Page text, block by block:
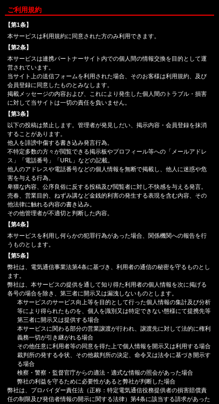
ご利用規約
【第1条】
本サービスは利用規約に同意された方のみ利用できます。
【第2条】
本サービスは連携パートナーサイト内での個人間の情報交換を目的として運
営されています。
当サイト上の送信フォームを利用された場合、そのお客様は利用規約、及び
会員登録に同意したものとみなします。
掲載メッセージの内容および、これにより発生した個人間のトラブル・損害
に対して当サイトは一切の責任を負いません。
【第3条】
以下の投稿は禁止します。管理者が発見しだい、掲示内容・会員登録を抹消
することがあります。
他人を誹謗中傷する書き込み発言行為。
不特定多数の方々が閲覧できる掲示板やプロフィール等への「メールアドレ
ス」「電話番号」「URL」などの記載。
他人のアドレスや電話番号などの個人情報を無断で掲載し、他人に迷惑や危
害を与える行為。
卑猥な内容、公序良俗に反する投稿及び閲覧者に対し不快感を与える発言。
売春、営業目的、ねずみ講など金銭的利害の発生する表現を含む内容、その
他法律に触れる内容の書き込み。
その他管理者が不適切と判断した内容。
【第4条】
本サービスを利用し何らかの犯罪行為があった場合、関係機関への報告を行
うものとします。
【第5条】
弊社は、電気通信事業法第4条に基づき、利用者の通信の秘密を守るものとし
ます。
弊社は、本サービスの提供を通して知り得た利用者の個人情報を次に掲げる
各号の場合を除き、第三者に開示又は漏洩しないものとします。
本サービスのサービス向上等を目的として行った個人情報の集計及び分析
等により得られたものを、個人を識別又は特定できない態様にて提携先等
第三者に開示又は提供する場合
本サービスに関わる部分の営業譲渡が行われ、譲渡先に対して法的に権利
義務一切が引き継がれる場合
その他任意に利用者等の同意を得た上で個人情報を開示又は利用する場合
裁判所の発する令状、その他裁判所の決定、命令又は法令に基づき開示す
る場合
検察・警察・監督官庁からの適法・適式な情報の照会があった場合
弊社の利益を守るために必要性があると弊社が判断した場合
弊社は、プロバイダー責任法（正称：特定電気通信役務提供者の損害賠償責
任の制限及び発信者情報の開示に関する法律）第4条に該当する請求があった